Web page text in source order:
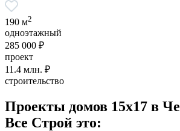
190 м2
одноэтажный
285 000 ₽
проект
11.4 млн. ₽
строительство
Проекты домов 15x17 в
Все Строй это: